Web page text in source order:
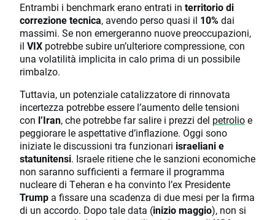
Entrambi i benchmark erano entrati in territorio di
correzione tecnica, avendo perso quasi il 10%dai
massimi. Se non emergeranno nuove preoccupazioni,
il VIX potrebbe subire un’ulteriore compressione, con
una volatilità implicita in calo prima di un possibile
rimbalzo.
Tuttavia, un potenziale catalizzatore di rinnovata
incertezza potrebbe essere l’aumento delle tensioni
con l’Iran, che potrebbe far salire i prezzi del petrolioe
peggiorare le aspettative d’inflazione. Oggi sono
iniziate le discussioni tra funzionari israeliani e
statunitensi. Israele ritiene che le sanzioni economiche
non saranno sufficienti a fermare il programma
nucleare di Teheran e ha convinto l’ex Presidente
Trump a fissare una scadenza di due mesi per la firma
di un accordo. Dopo tale data (inizio maggio), non si